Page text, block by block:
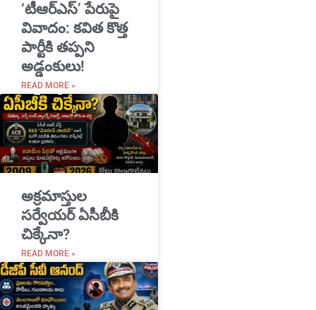
‘టీఆర్ఎస్’ పేరుపై
వివాదం: కవిత కొత్త
పార్టీకి తప్పని
అడ్డంకులు!
READ MORE »
అక్రమాస్తుల
సర్వేయర్ ఏసీబీకి
చిక్కేనా?
READ MORE »